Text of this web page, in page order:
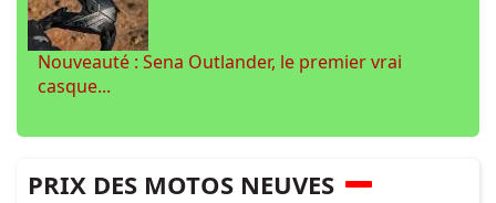
Nouveauté : Sena Outlander, le premier vrai
casque...
PRIX DES MOTOS NEUVES